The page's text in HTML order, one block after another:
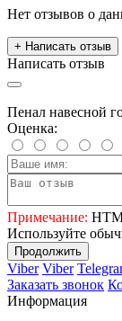
Нет отзывов о
+ Написать отзыв
Написать отзыв
Пенал навесной
Оценка:
Примечание:
Используйте
Продолжить
Viber Viber
Заказать звонок
Информация